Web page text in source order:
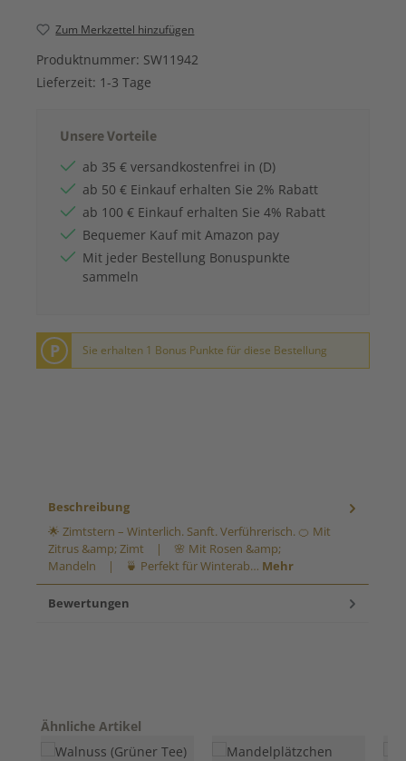
Zum Merkzettel hinzufügen
Produktnummer: SW11942
Lieferzeit: 1-3 Tage
Unsere Vorteile
ab 35 € versandkostenfrei in (D)
ab 50 € Einkauf erhalten Sie 2% Rabatt
ab 100 € Einkauf erhalten Sie 4% Rabatt
Bequemer Kauf mit Amazon pay
Mit jeder Bestellung Bonuspunkte
sammeln
P Sie erhalten 1 Bonus Punkte für diese Bestellung
Beschreibung
🌟 Zimtstern – Winterlich. Sanft. Verführerisch. 🍊 Mit
Zitrus &amp; Zimt | 🌸 Mit Rosen &amp;
Mandeln | 🍵 Perfekt für Winterab… Mehr
Bewertungen
Produktgalerie überspringen
Ähnliche Artikel